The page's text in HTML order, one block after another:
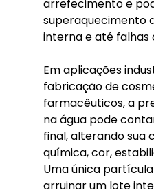
arrefecimento e
superaquecimento
interna e até falhas
Em aplicações
fabricação de
farmacêuticos, a
na água pode
final, alterando sua
química, cor,
Uma única
arruinar um lote